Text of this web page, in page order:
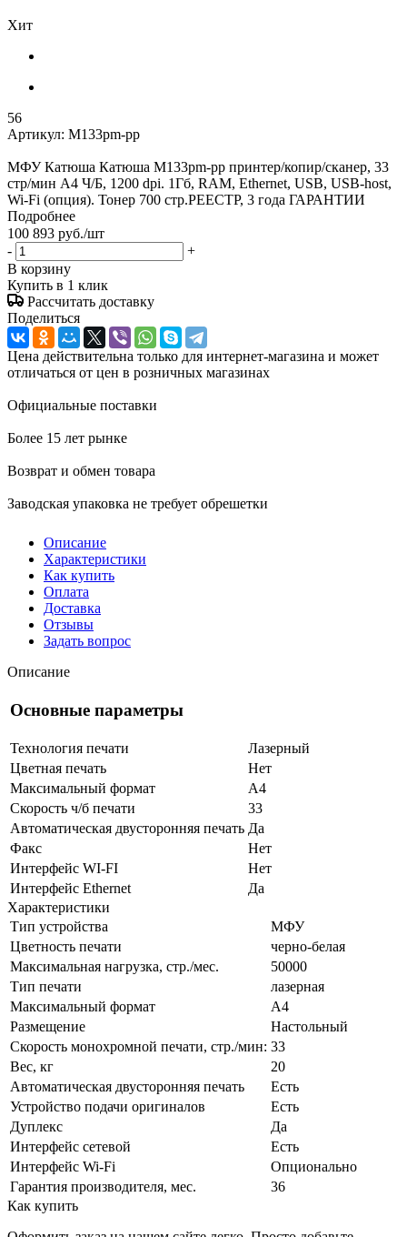
Хит
56
Артикул: M133pm-pp
МФУ Катюша Катюша M133pm-pp принтер/копир/сканер, 33
стр/мин А4 Ч/Б, 1200 dpi. 1Гб, RAM, Ethernet, USB, USB-host,
Wi-Fi (опция). Тонер 700 стр.РЕЕСТР, 3 года ГАРАНТИИ
Подробнее
100 893 руб./шт
-
+
В корзину
Купить в 1 клик
Рассчитать доставку
Поделиться
Цена действительна только для интернет-магазина и может
отличаться от цен в розничных магазинах
Официальные поставки
Более 15 лет рынке
Возврат и обмен товара
Заводская упаковка не требует обрешетки
Описание
Характеристики
Как купить
Оплата
Доставка
Отзывы
Задать вопрос
Описание
Основные параметры
Технология печати
Лазерный
Цветная печать
Нет
Максимальный формат
A4
Скорость ч/б печати
33
Автоматическая двусторонняя печать Да
Факс
Нет
Интерфейс WI-FI
Нет
Интерфейс Ethernet
Да
Характеристики
Тип устройства
МФУ
Цветность печати
черно-белая
Максимальная нагрузка, стр./мес.
50000
Тип печати
лазерная
Максимальный формат
А4
Размещение
Настольный
Скорость монохромной печати, стр./мин: 33
Вес, кг
20
Автоматическая двусторонняя печать
Есть
Устройство подачи оригиналов
Есть
Дуплекс
Да
Интерфейс сетевой
Есть
Интерфейс Wi-Fi
Опционально
Гарантия производителя, мес.
36
Как купить